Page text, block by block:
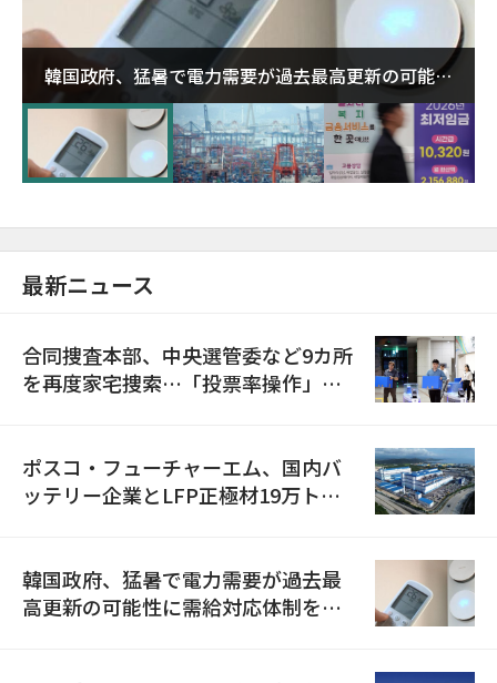
韓国政府、猛暑で電力需要が過去最高更新の可能性
に需給対応体制を点検
最新ニュース
合同捜査本部、中央選管委など9カ所
を再度家宅捜索…「投票率操作」の
ポスコ・フューチャーエム、国内バ
ッテリー企業とLFP正極材19万トン
韓国政府、猛暑で電力需要が過去最
高更新の可能性に需給対応体制を点